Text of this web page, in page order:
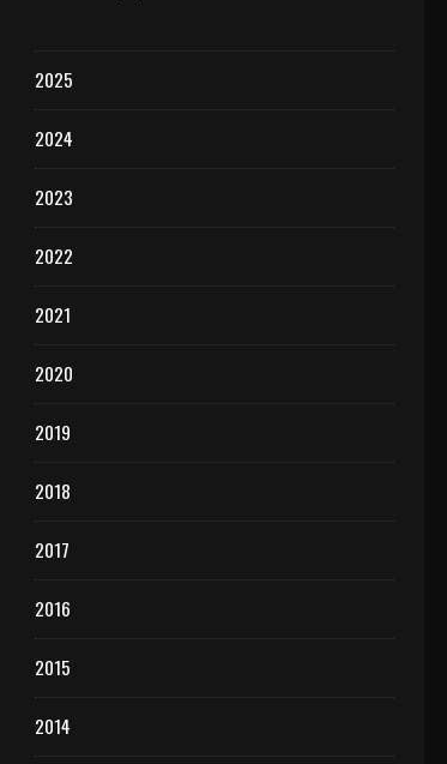
2025
2024
2023
2022
2021
2020
2019
2018
2017
2016
2015
2014